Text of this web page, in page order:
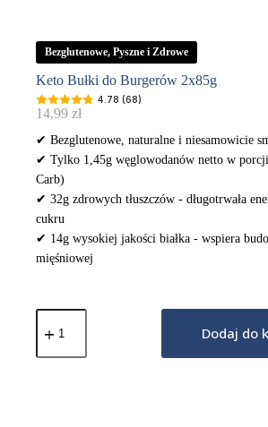
Bezglutenowe, Pyszne i Zdrowe
Keto Bułki do Burgerów 2x85g
4.78 (68)
14,99 zł
✔ Bezglutenowe, naturalne i niesamowicie
✔ Tylko 1,45g węglowodanów netto w
Carb)
✔ 32g zdrowych tłuszczów - długotrwała
cukru
✔ 14g wysokiej jakości białka - wspiera
mięśniowej
ilość
Keto
do
Dodaj do